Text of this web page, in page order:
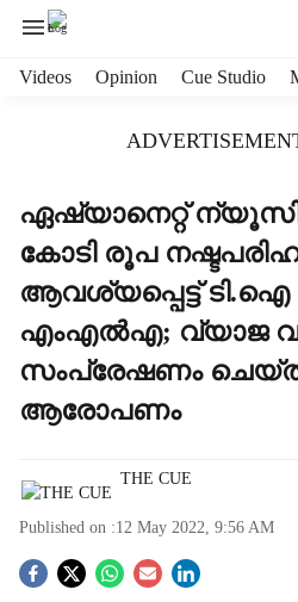
Videos Opinion Cue Studio
ഏഷ്യാനെറ്റ്
കോടി രൂപ
ആവശ്യപ്പെട്ട്
എംഎല്‍എ; വ്യാജ
സംപ്രേഷണം
ആരോപണം
THE CUE
Published on :12 May 2022, 9:56 AM
S